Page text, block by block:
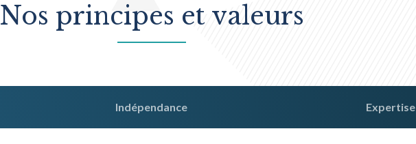
Nos principes et valeurs
Indépendance Expertise